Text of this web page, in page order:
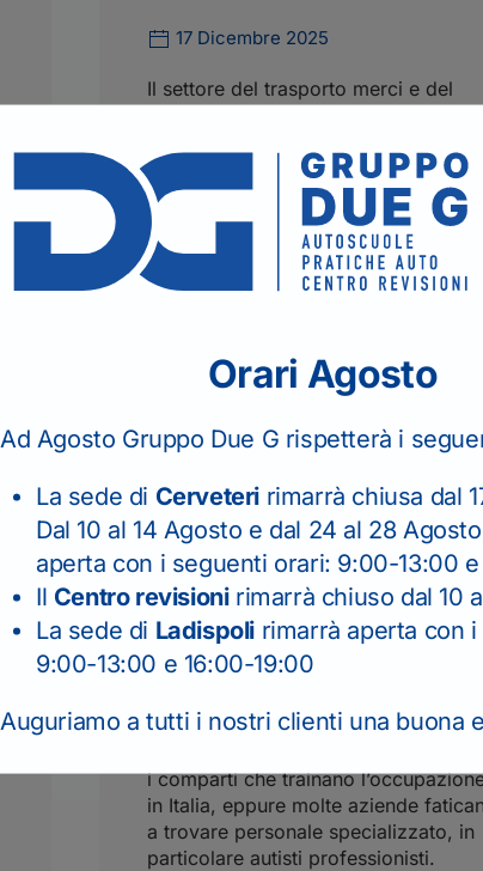
17 Dicembre 2025
Il settore del trasporto merci e del
conducenti cresce, mentre il ricambio
generazionale non corre alla stessa
velocità.
Continua a leggere
Le professioni più
richieste nella logistica e
perché l’autista di
è tra le più ricercate
i comparti che trainano
in Italia, eppure molte aziende
a trovare personale specializzato, in
particolare autisti professionisti.
Orari Agosto
Ad Agosto Gruppo Due G rispetterà i
La sede di Cerveteri rimarrà chiusa dal
Dal 10 al 14 Agosto e dal 24 al 28
aperta con i seguenti orari: 9:00-13:00
Il Centro revisionirimarrà chiuso dal 10
La sede di Ladispoli rimarrà aperta con
9:00-13:00 e 16:00-19:00
Auguriamo a tutti i nostri clienti una buona